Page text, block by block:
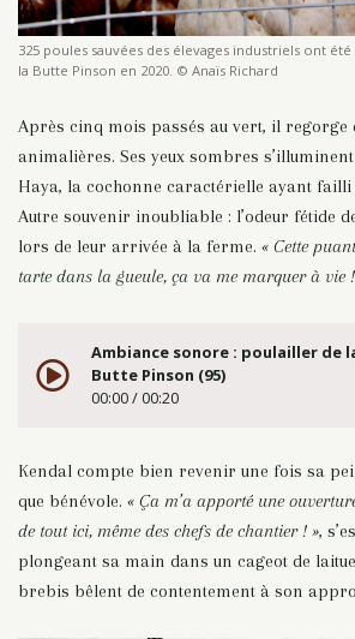
325 poules sauvées des élevages industriels ont
la Butte Pinson en 2020. © Anaïs Richard
Après cinq mois passés au vert, il regorge
animalières. Ses yeux sombres
Haya, la cochonne caractérielle ayant
Autre souvenir inoubliable : l’odeur fétide
lors de leur arrivée à la ferme. « Cette
tarte dans la gueule, ça va me marquer à vie
Ambiance sonore : poulailler de
Butte Pinson (95)
00:00 / 00:20
Kendal compte bien revenir une fois sa
que bénévole. « Ça m’a apporté une
de tout ici, même des chefs de chantier ! »,
plongeant sa main dans un cageot de
brebis bêlent de contentement à son